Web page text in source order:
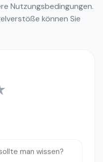
Nutzungsbedingungen.
können Sie
Sterne